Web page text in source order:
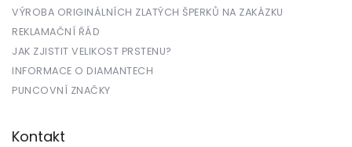
VÝROBA ORIGINÁLNÍCH ZLATÝCH ŠPERKŮ NA ZAKÁZKU
REKLAMAČNÍ ŘÁD
JAK ZJISTIT VELIKOST PRSTENU?
INFORMACE O DIAMANTECH
PUNCOVNÍ ZNAČKY
Kontakt